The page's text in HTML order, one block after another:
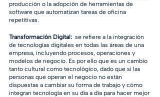
producción o la adopción de herramientas de
software que automatizan tareas de oficina
repetitivas.
Transformación Digital:
  se refiere a la integración
de tecnologías digitales en todas las áreas de una
empresa, incluyendo procesos, operaciones y
modelos de negocio. Es por ello que es un cambio
tanto cultural como tecnológico, dado que si las
personas que operan el negocio no están
dispuestas a cambiar su forma de trabajo y cómo
integran tecnología en su día a día para hacer mejor